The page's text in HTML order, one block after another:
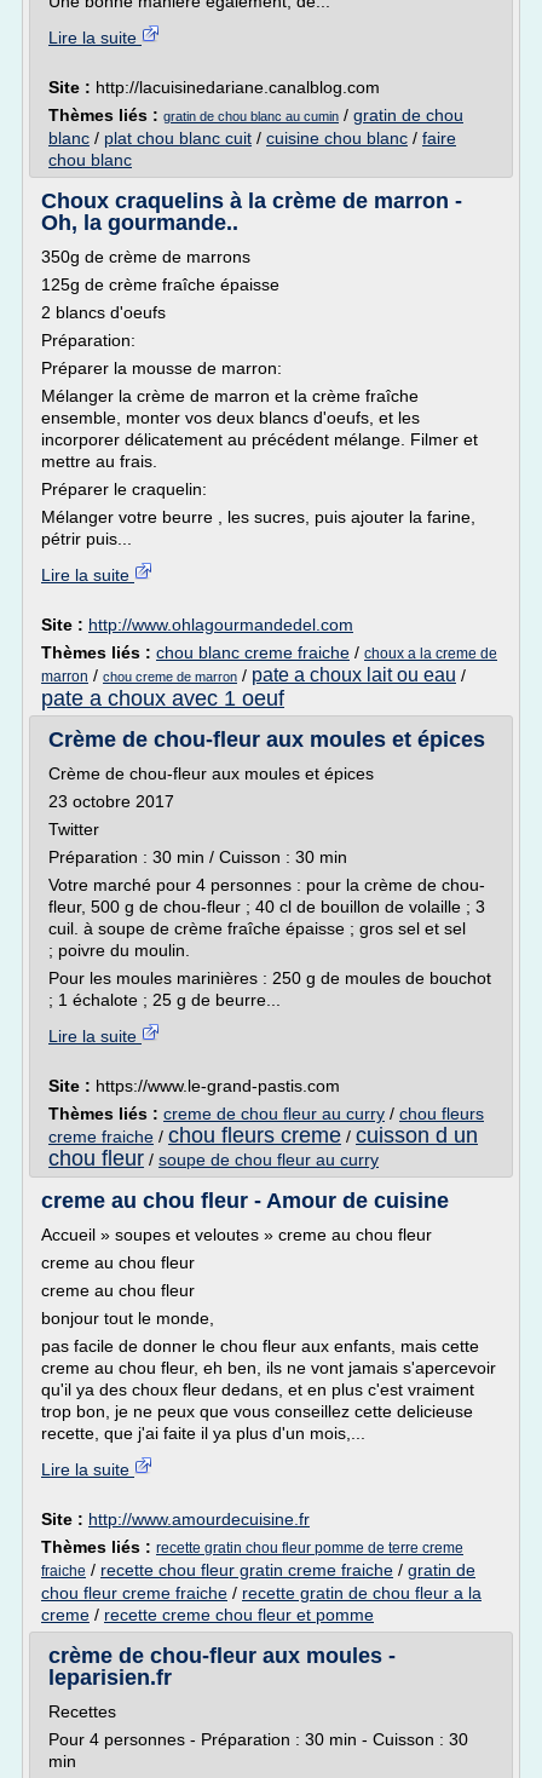
Lire la suite
Site : http://lacuisinedariane.canalblog.com
Thèmes liés : gratin de chou blanc au cumin / gratin de chou
blanc / plat chou blanc cuit / cuisine chou blanc / faire
chou blanc
Choux craquelins à la crème de marron -
Oh, la gourmande..
350g de crème de marrons
125g de crème fraîche épaisse
2 blancs d'oeufs
Préparation:
Préparer la mousse de marron:
Mélanger la crème de marron et la crème fraîche
ensemble, monter vos deux blancs d'oeufs, et les
incorporer délicatement au précédent mélange. Filmer et
mettre au frais.
Préparer le craquelin:
Mélanger votre beurre , les sucres, puis ajouter la farine,
pétrir puis...
Lire la suite
Site : http://www.ohlagourmandedel.com
Thèmes liés : chou blanc creme fraiche / choux a la creme de
marron / chou creme de marron / pate a choux lait ou eau /
pate a choux avec 1 oeuf
Crème de chou-fleur aux moules et épices
Crème de chou-fleur aux moules et épices
23 octobre 2017
Twitter
Préparation : 30 min / Cuisson : 30 min
Votre marché pour 4 personnes : pour la crème de chou-
fleur, 500 g de chou-fleur ; 40 cl de bouillon de volaille ; 3
cuil. à soupe de crème fraîche épaisse ; gros sel et sel
; poivre du moulin.
Pour les moules marinières : 250 g de moules de bouchot
; 1 échalote ; 25 g de beurre...
Lire la suite
Site : https://www.le-grand-pastis.com
Thèmes liés : creme de chou fleur au curry / chou fleurs
creme fraiche / chou fleurs creme / cuisson d un
chou fleur / soupe de chou fleur au curry
creme au chou fleur - Amour de cuisine
Accueil » soupes et veloutes » creme au chou fleur
creme au chou fleur
creme au chou fleur
bonjour tout le monde,
pas facile de donner le chou fleur aux enfants, mais cette
creme au chou fleur, eh ben, ils ne vont jamais s'apercevoir
qu'il ya des choux fleur dedans, et en plus c'est vraiment
trop bon, je ne peux que vous conseillez cette delicieuse
recette, que j'ai faite il ya plus d'un mois,...
Lire la suite
Site : http://www.amourdecuisine.fr
Thèmes liés : recette gratin chou fleur pomme de terre creme
fraiche / recette chou fleur gratin creme fraiche / gratin de
chou fleur creme fraiche / recette gratin de chou fleur a la
creme / recette creme chou fleur et pomme
crème de chou-fleur aux moules -
leparisien.fr
Recettes
Pour 4 personnes - Préparation : 30 min - Cuisson : 30
min